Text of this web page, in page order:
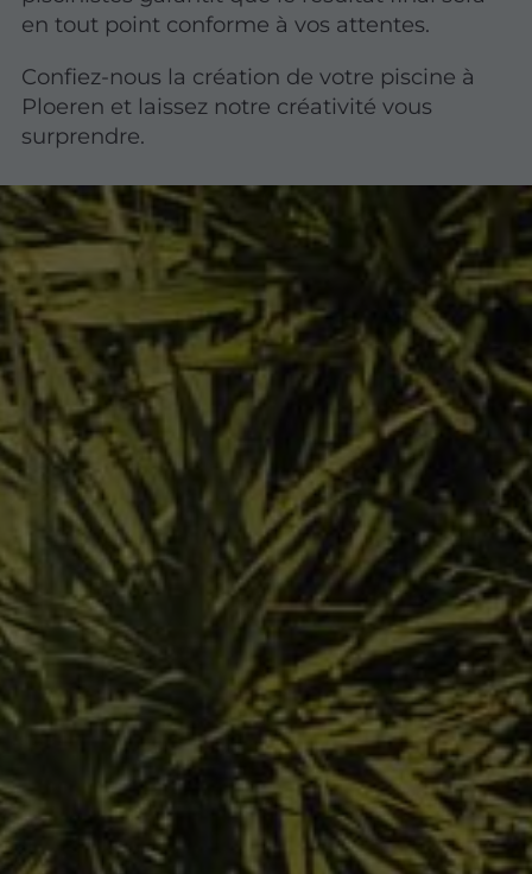
en tout point conforme à vos attentes.
Confiez-nous la création de votre piscine à
Ploeren et laissez notre créativité vous
surprendre.